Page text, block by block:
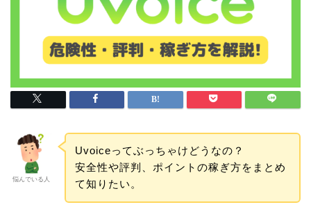
悩んでいる人
Uvoiceってぶっちゃけどうなの？
安全性や評判、ポイントの稼ぎ方をまとめ
て知りたい。